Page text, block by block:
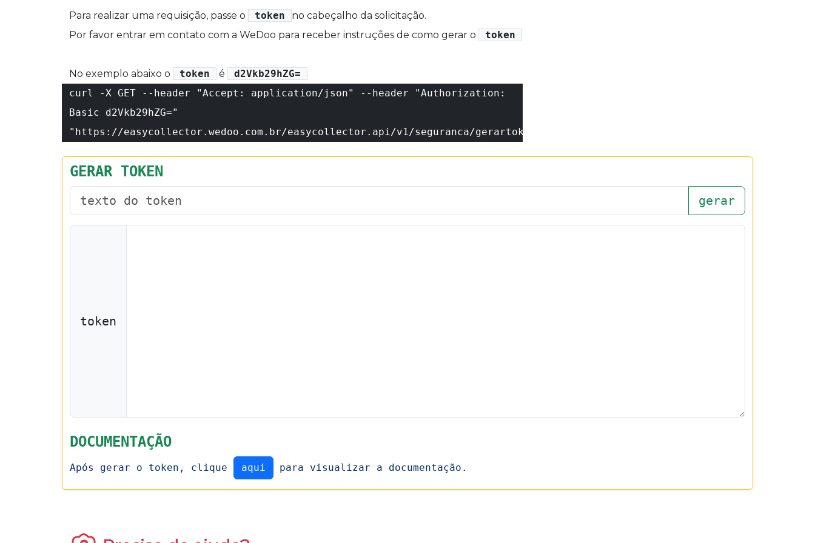
Para realizar uma requisição, passe o token
no cabeçalho da solicitação.
Por favor entrar em contato com a WeDoo para receber instruções de como gerar o
token
No exemplo abaixo o token é
d2Vkb29hZG=
curl -X GET --header "Accept: application/json" --header "Authorization:
Basic d2Vkb29hZG="
"https://easycollector.wedoo.com.br/easycollector.api/v1/seguranca/gerartoken"
GERAR TOKEN
gerar
token
DOCUMENTAÇÃO
Após gerar o token, clique para visualizar a documentação.